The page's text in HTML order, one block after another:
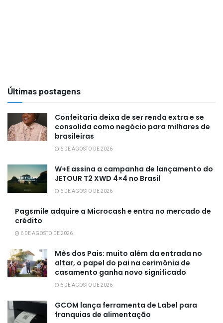
Últimas postagens
Confeitaria deixa de ser renda extra e se
consolida como negócio para milhares de
brasileiras
6 DE AGOSTO DE 2026
W+E assina a campanha de lançamento do
JETOUR T2 XWD 4×4 no Brasil
6 DE AGOSTO DE 2026
Pagsmile adquire a Microcash e entra no mercado de
crédito
6 DE AGOSTO DE 2026
Mês dos Pais: muito além da entrada no
altar, o papel do pai na cerimônia de
casamento ganha novo significado
6 DE AGOSTO DE 2026
GCOM lança ferramenta de Label para
franquias de alimentação